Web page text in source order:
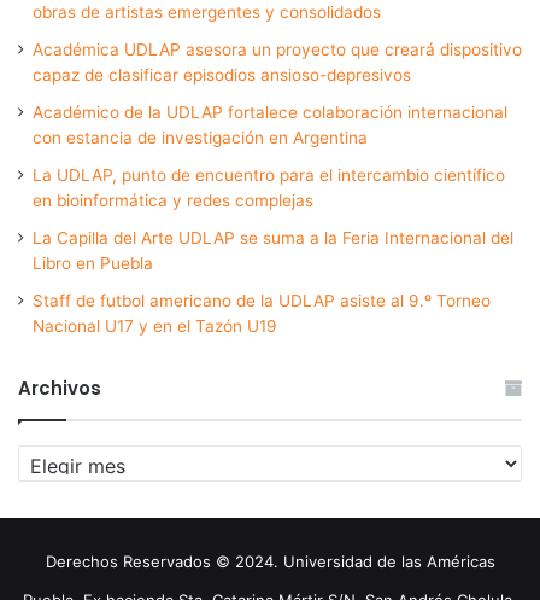
obras de artistas emergentes y consolidados
Académica UDLAP asesora un proyecto que creará dispositivo
capaz de clasificar episodios ansioso-depresivos
Académico de la UDLAP fortalece colaboración internacional
con estancia de investigación en Argentina
La UDLAP, punto de encuentro para el intercambio científico
en bioinformática y redes complejas
La Capilla del Arte UDLAP se suma a la Feria Internacional del
Libro en Puebla
Staff de futbol americano de la UDLAP asiste al 9.º Torneo
Nacional U17 y en el Tazón U19
Archivos
Archivos
Derechos Reservados © 2024. Universidad de las Américas